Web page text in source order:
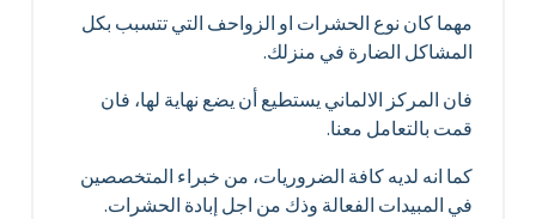
مهما كان نوع الحشرات او الزواحف التي تتسبب بكل
المشاكل الضارة في منزلك.
فان المركز الالماني يستطيع أن يضع نهاية لها، فان
قمت بالتعامل معنا.
كما انه لديه كافة الضروريات، من خبراء المتخصصين
في المبيدات الفعالة وذك من اجل إبادة الحشرات.